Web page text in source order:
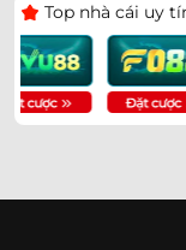
Top nhà cái uy